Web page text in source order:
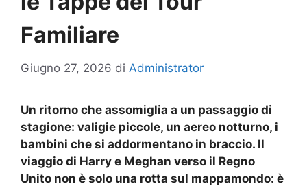
Familiare
Giugno 27, 2026 di Administrator
Un ritorno che assomiglia a un passaggio di
stagione: valigie piccole, un aereo notturno, i
bambini che si addormentano in braccio. Il
viaggio di Harry e Meghan verso il Regno
Unito non è solo una rotta sul mappamondo: è